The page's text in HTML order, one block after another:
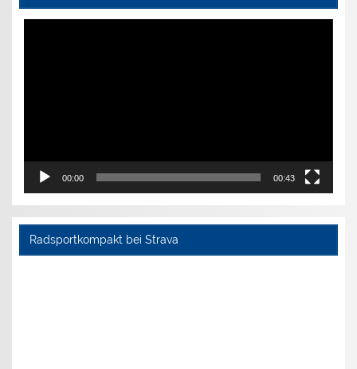
Video-
00:00 00:43
Radsportkompakt bei Strava